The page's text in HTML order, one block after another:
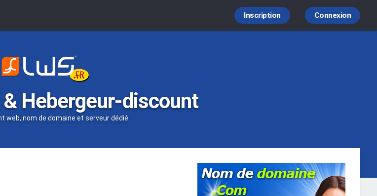
Connexion
Inscription
Hebergeur-discount
web, nom de domaine et serveur dédié.